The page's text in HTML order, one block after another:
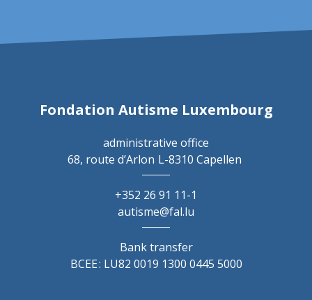
Fondation Autisme Luxembourg
administrative office
68, route d’Arlon L-8310 Capellen
+352 26 91 11-1
autisme@fal.lu
Bank transfer
BCEE : LU82 0019 1300 0445 5000